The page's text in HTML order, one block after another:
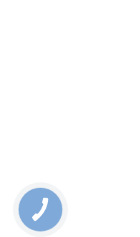
КНОПКА
СВЯЗИ